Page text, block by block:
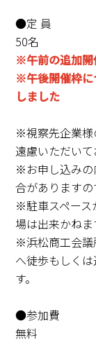
●定 員
50名
※午前の追加開
※午後開催枠に
しました
※視察先企業様
遠慮いただいて
※お申し込みの
合がありますの
※駐車スペース
場は出来かねま
※浜松商工会議
へ徒歩もしく
す。
●参加費
無料